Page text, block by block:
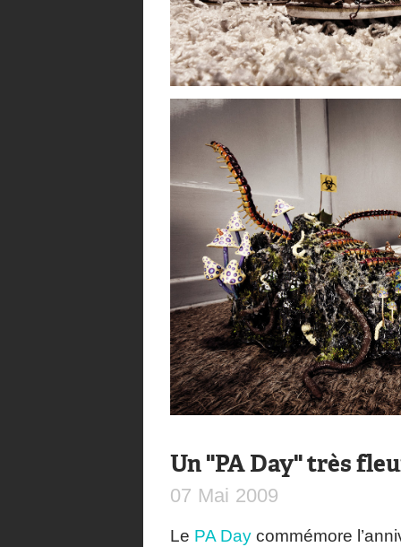
Un "PA Day" très
07 Mai 2009
Le PA Day commémore